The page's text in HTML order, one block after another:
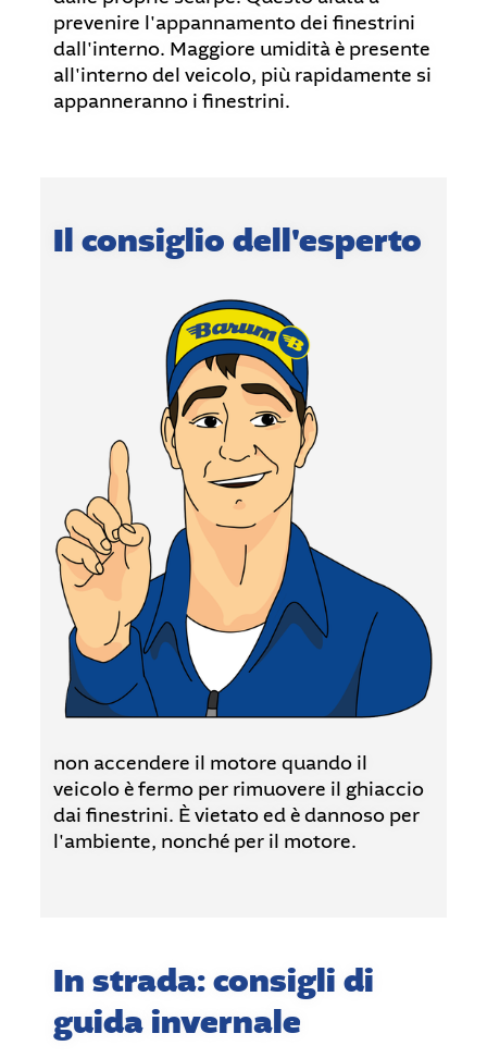
prevenire l'appannamento dei finestrini
dall'interno. Maggiore umidità è presente
all'interno del veicolo, più rapidamente si
appanneranno i finestrini.
Il consiglio dell'esperto
non accendere il motore quando il
veicolo è fermo per rimuovere il ghiaccio
dai finestrini. È vietato ed è dannoso per
l'ambiente, nonché per il motore.
In strada: consigli di
guida invernale